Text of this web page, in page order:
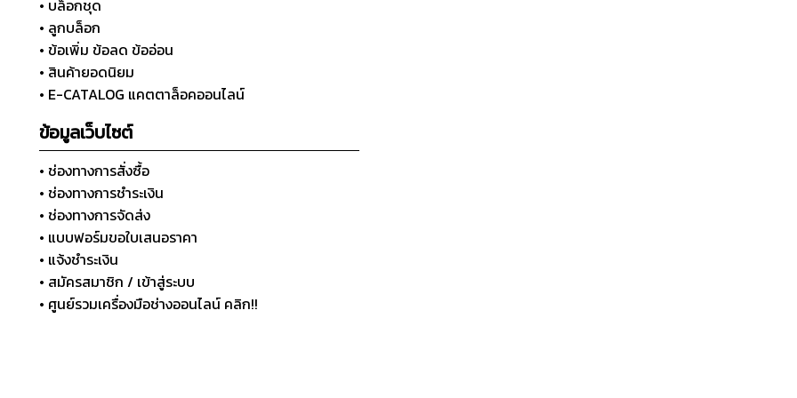
• บล็อกชุด
• ลูกบล็อก
• ข้อเพิ่ม ข้อลด ข้ออ่อน
• สินค้ายอดนิยม
• E-CATALOG แคตตาล็อคออนไลน์
ข้อมูลเว็บไซต์
• ช่องทางการสั่งซื้อ
• ช่องทางการชำระเงิน
• ช่องทางการจัดส่ง
• แบบฟอร์มขอใบเสนอราคา
• แจ้งชำระเงิน
• สมัครสมาชิก / เข้าสู่ระบบ
• ศูนย์รวมเครื่องมือช่างออนไลน์ คลิก!!